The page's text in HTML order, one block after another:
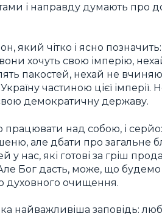
і направду думають про
який чітко і ясно
хочуть свою імперію,
пакостей, нехай не
частиною цієї
демократичну державу.
працювати над собою, і
але дбати про загальне
нас, які готові за гріш
Бог дасть, може, що
духовного очищення.
найважливіша заповідь: